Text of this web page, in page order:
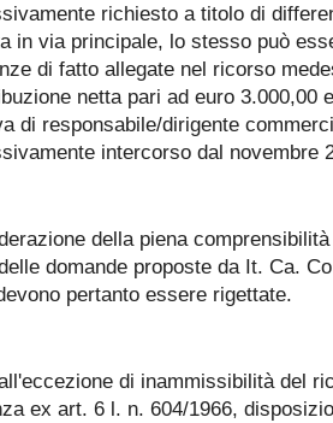
richiesto a titolo di
in via principale, lo stesso può
di fatto allegate nel ricorso
netta pari ad euro 3.000,00
di responsabile/dirigente
intercorso dal novembre
della piena
domande proposte da It. Ca.
pertanto essere rigettate.
di inammissibilità del
ex art. 6 l. n. 604/1966,